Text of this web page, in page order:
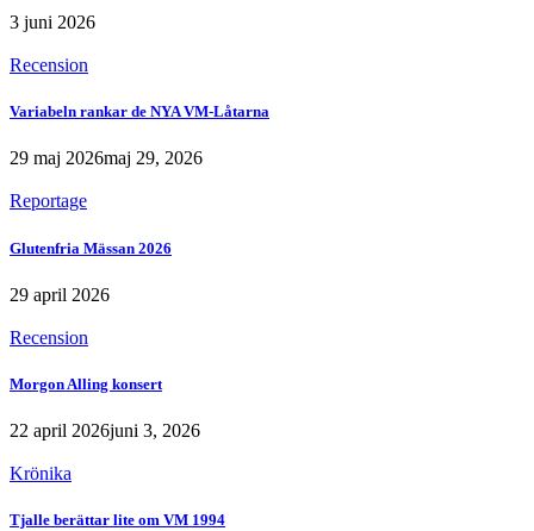
3 juni 2026
Recension
Variabeln rankar de NYA VM-Låtarna
29 maj 2026maj 29, 2026
Reportage
Glutenfria Mässan 2026
29 april 2026
Recension
Morgon Alling konsert
22 april 2026juni 3, 2026
Krönika
Tjalle berättar lite om VM 1994